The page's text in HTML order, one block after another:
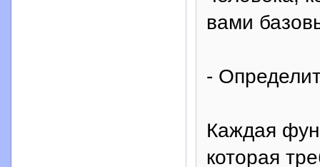
вами
-
Каждая
которая